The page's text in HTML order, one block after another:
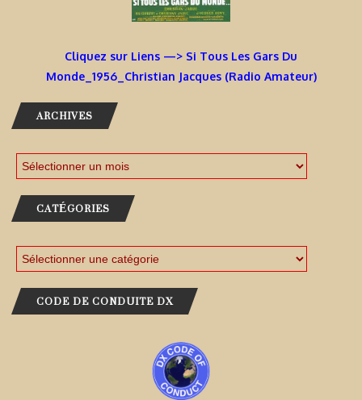
Cliquez sur Liens —> Si Tous Les Gars Du
Monde_1956_Christian Jacques (Radio Amateur)
ARCHIVES
CATÉGORIES
CODE DE CONDUITE DX